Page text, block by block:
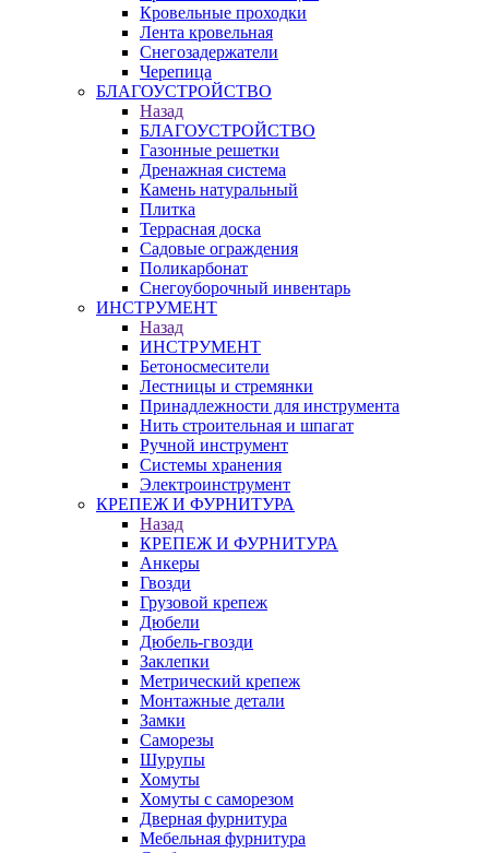
Кровельные проходки
Лента кровельная
Снегозадержатели
Черепица
БЛАГОУСТРОЙСТВО
Назад
БЛАГОУСТРОЙСТВО
Газонные решетки
Дренажная система
Камень натуральный
Плитка
Террасная доска
Садовые ограждения
Поликарбонат
Снегоуборочный инвентарь
ИНСТРУМЕНТ
Назад
ИНСТРУМЕНТ
Бетоносмесители
Лестницы и стремянки
Принадлежности для инструмента
Нить строительная и шпагат
Ручной инструмент
Системы хранения
Электроинструмент
КРЕПЕЖ И ФУРНИТУРА
Назад
КРЕПЕЖ И ФУРНИТУРА
Анкеры
Гвозди
Грузовой крепеж
Дюбели
Дюбель-гвозди
Заклепки
Метрический крепеж
Монтажные детали
Замки
Саморезы
Шурупы
Хомуты
Хомуты с саморезом
Дверная фурнитура
Мебельная фурнитура